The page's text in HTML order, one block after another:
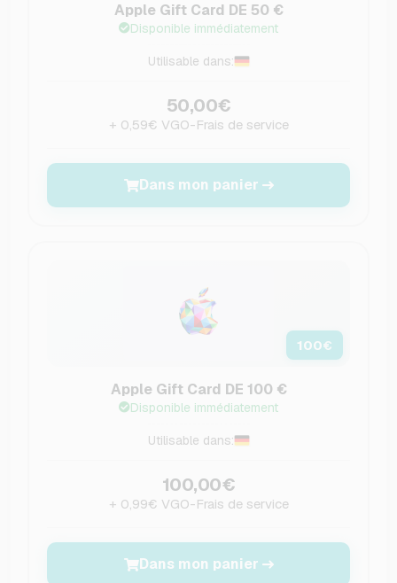
Apple Gift Card DE 50 €
Disponible immédiatement
Utilisable dans:
50,00€
+ 0,59€ VGO-Frais de service
Dans mon panier
100€
Apple Gift Card DE 100 €
Disponible immédiatement
Utilisable dans:
100,00€
+ 0,99€ VGO-Frais de service
Dans mon panier